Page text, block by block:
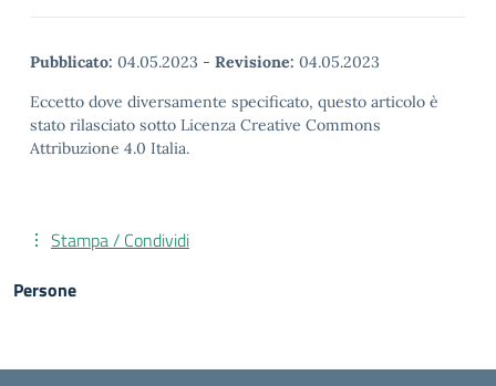
Pubblicato: 04.05.2023 - Revisione: 04.05.2023
Eccetto dove diversamente specificato, questo articolo è
stato rilasciato sotto Licenza Creative Commons
Attribuzione 4.0 Italia.
Stampa / Condividi
Persone